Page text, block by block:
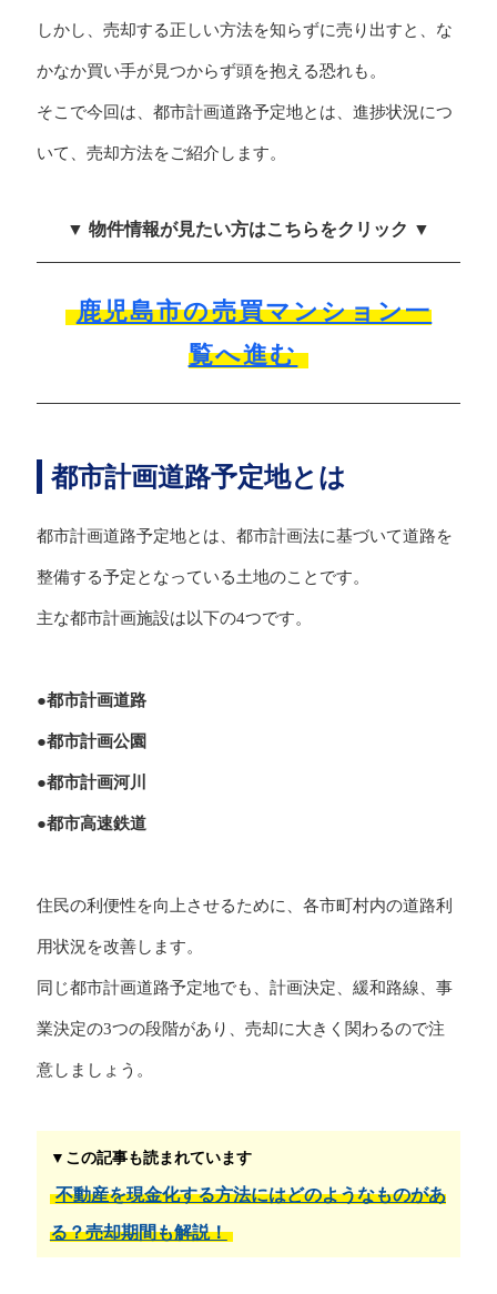
しかし、売却する正しい方法を知らずに売り出すと、な
かなか買い手が見つからず頭を抱える恐れも。
そこで今回は、都市計画道路予定地とは、進捗状況につ
いて、売却方法をご紹介します。
▼ 物件情報が見たい方はこちらをクリック ▼
鹿児島市の売買マンション一
覧へ進む
都市計画道路予定地とは
都市計画道路予定地とは、都市計画法に基づいて道路を
整備する予定となっている土地のことです。
主な都市計画施設は以下の4つです。
●都市計画道路
●都市計画公園
●都市計画河川
●都市高速鉄道
住民の利便性を向上させるために、各市町村内の道路利
用状況を改善します。
同じ都市計画道路予定地でも、計画決定、緩和路線、事
業決定の3つの段階があり、売却に大きく関わるので注
意しましょう。
▼この記事も読まれています
不動産を現金化する方法にはどのようなものがあ
る？売却期間も解説！